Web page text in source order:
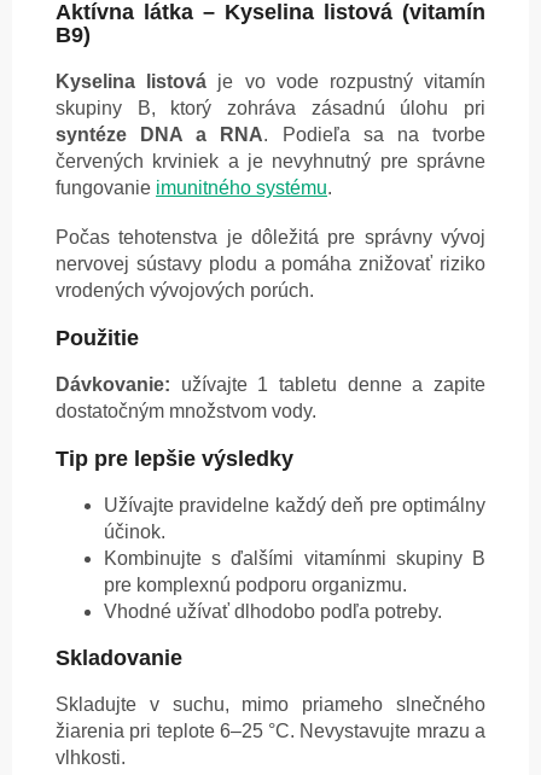
Aktívna látka – Kyselina listová (vitamín
B9)
Kyselina listová je vo vode rozpustný vitamín
skupiny B, ktorý zohráva zásadnú úlohu pri
syntéze DNA a RNA. Podieľa sa na tvorbe
červených krviniek a je nevyhnutný pre správne
fungovanie imunitného systému.
Počas tehotenstva je dôležitá pre správny vývoj
nervovej sústavy plodu a pomáha znižovať riziko
vrodených vývojových porúch.
Použitie
Dávkovanie: užívajte 1 tabletu denne a zapite
dostatočným množstvom vody.
Tip pre lepšie výsledky
Užívajte pravidelne každý deň pre optimálny
účinok.
Kombinujte s ďalšími vitamínmi skupiny B
pre komplexnú podporu organizmu.
Vhodné užívať dlhodobo podľa potreby.
Skladovanie
Skladujte v suchu, mimo priameho slnečného
žiarenia pri teplote 6–25 °C. Nevystavujte mrazu a
vlhkosti.